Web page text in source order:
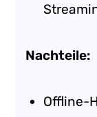
Nachteile:
Offline-